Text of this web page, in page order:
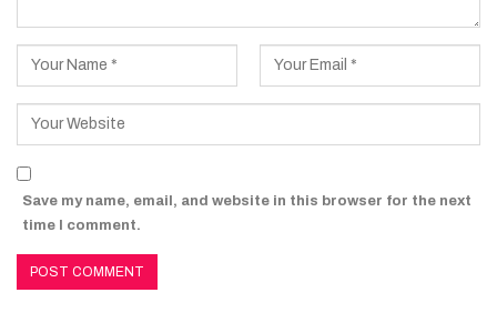
Save my name, email, and website in this browser for the next
time I comment.